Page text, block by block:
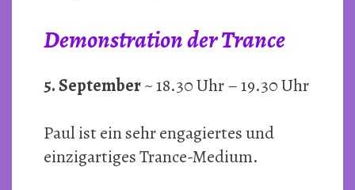
Demonstration der Trance
5. September~ 18.30 Uhr – 19.30 Uhr
Paul ist ein sehr engagiertes und
einzigartiges Trance-Medium.